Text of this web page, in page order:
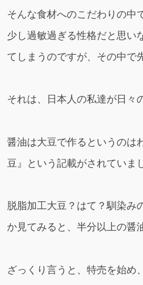
そんな食材へのこだわりの中
少し過敏過ぎる性格だと思い
てしまうのですが、その中で
それは、日本人の私達が日々
醤油は大豆で作るというのは
豆』という記載がされていま
脱脂加工大豆？はて？馴染み
か見てみると、半分以上の醤
ざっくり言うと、特売を始め